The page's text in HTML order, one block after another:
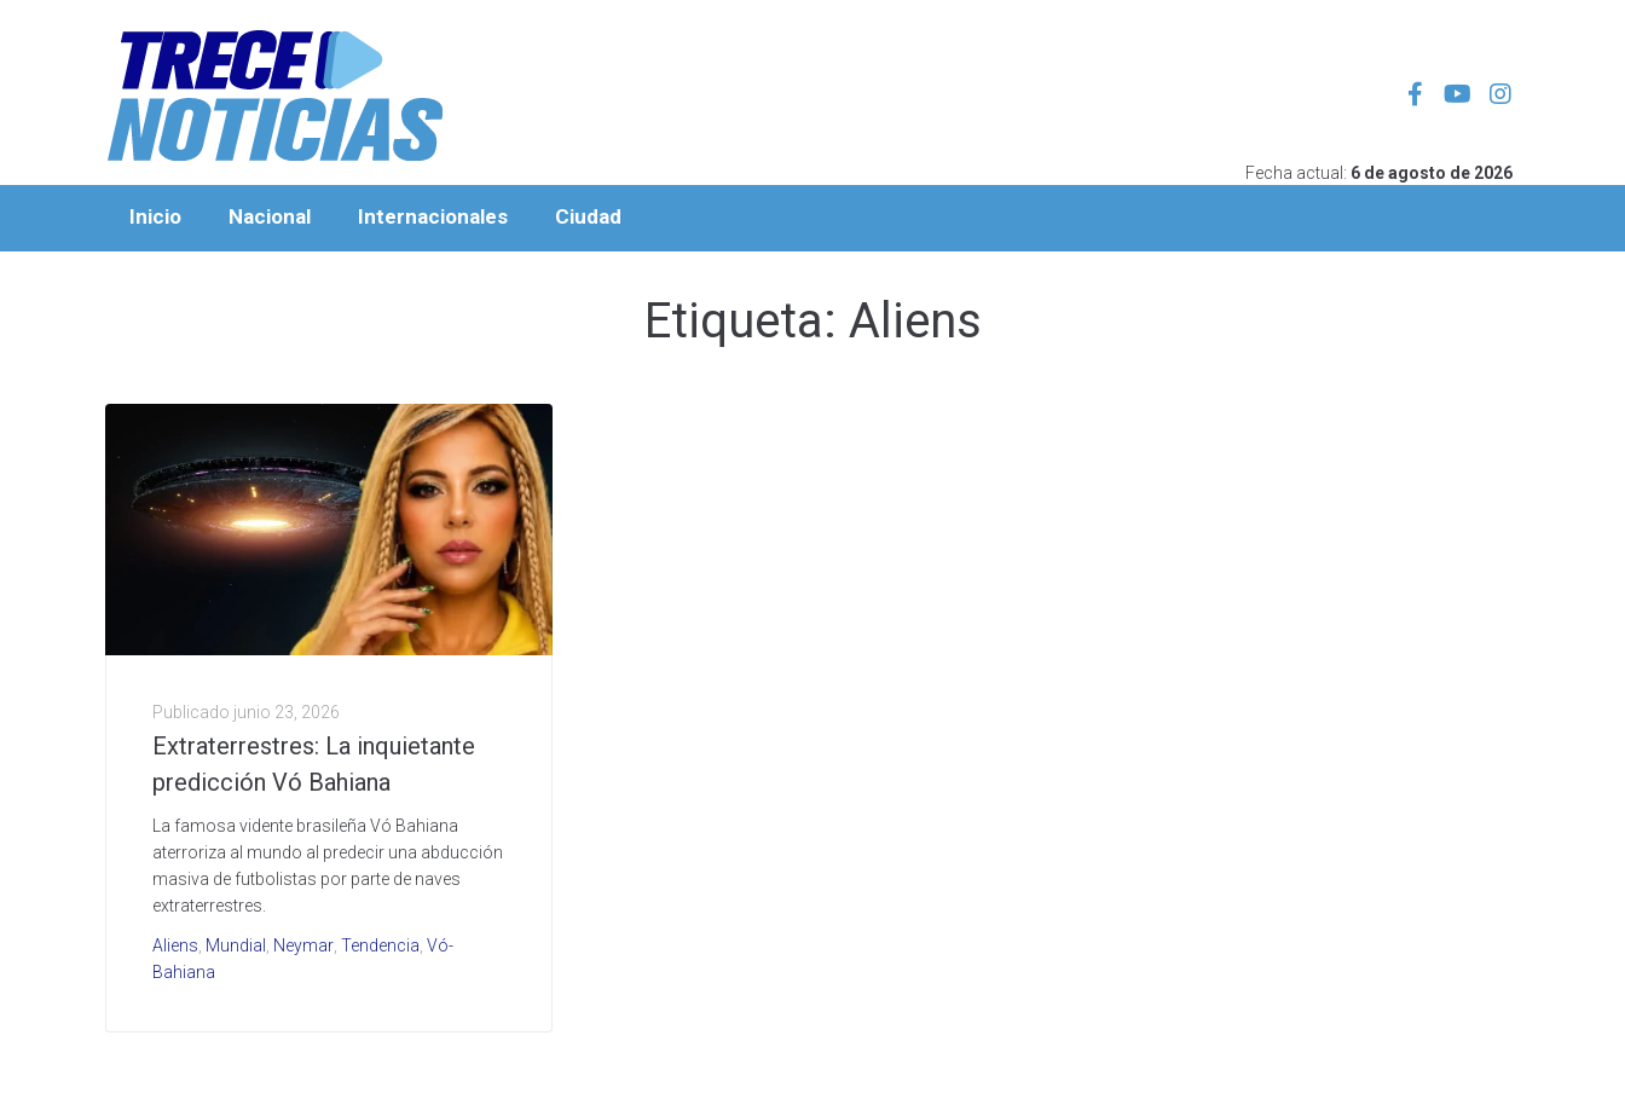
Fecha actual: 6 de agosto de 2026
Inicio Nacional Internacionales Ciudad
Etiqueta: Aliens
Publicado junio 23, 2026
Extraterrestres: La inquietante
predicción Vó Bahiana
La famosa vidente brasileña Vó Bahiana
aterroriza al mundo al predecir una abducción
masiva de futbolistas por parte de naves
extraterrestres.
Aliens Mundial Neymar Tendencia Vó-
Bahiana